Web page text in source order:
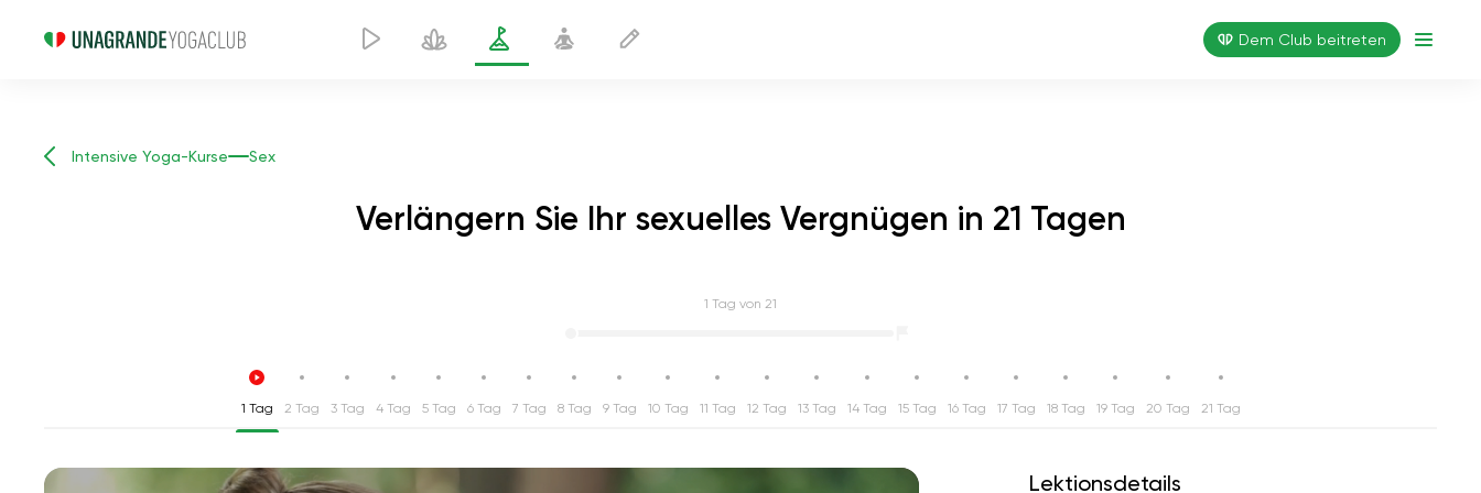
Dem Club beitreten
Intensive Yoga-Kurse Sex
Verlängern Sie Ihr sexuelles Vergnügen in 21 Tagen
1 Tag von 21
1 Tag 2 Tag 3 Tag 4 Tag 5 Tag 6 Tag 7 Tag 8 Tag 9 Tag 10 Tag 11 Tag 12 Tag 13 Tag 14 Tag 15 Tag 16 Tag 17 Tag 18 Tag 19 Tag 20 Tag 21 Tag
Lektionsdetails